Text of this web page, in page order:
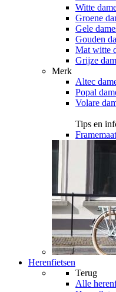
Witte
Groene
Gele
Gouden
Mat witte
Grijze
Merk
Altec
Popal
Volare
Tips en
Herenfietsen
Terug
Alle